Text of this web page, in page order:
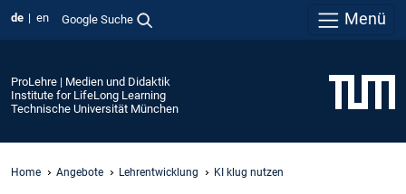
de en Google Suche Menü
ProLehre | Medien und Didaktik
Institute for LifeLong Learning
Technische Universität München
Home Angebote Lehrentwicklung KI klug nutzen